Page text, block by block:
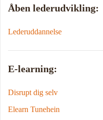
Åben lederudvikling:
Lederuddannelse
E-learning:
Disrupt dig selv
Elearn Tunehein